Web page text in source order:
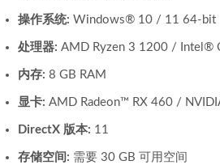
操作系统: Windows® 10 / 11 64-bit
处理器: AMD Ryzen 3 1200 / Intel®
内存: 8 GB RAM
显卡: AMD Radeon™ RX 460 /
DirectX 版本: 11
存储空间: 需要 30 GB 可用空间